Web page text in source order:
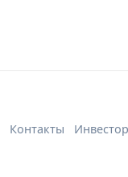
Контакты